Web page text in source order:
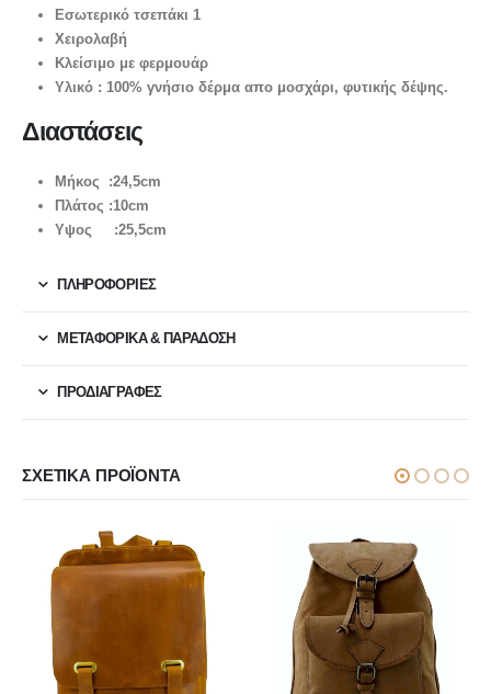
Εσωτερικό τσεπάκι 1
Χειρολαβή
Κλείσιμο με φερμουάρ
Υλικό : 100% γνήσιο δέρμα απο μοσχάρι, φυτικής δέψης.
Διαστάσεις
Μήκος :24,5cm
Πλάτος :10cm
Υψος :25,5cm
ΠΛΗΡΟΦΟΡΙΕΣ
ΜΕΤΑΦΟΡΙΚΆ & ΠΑΡΆΔΟΣΗ
ΠΡΟΔΙΑΓΡΑΦΕΣ
ΣΧΕΤΙΚΆ ΠΡΟΪΌΝΤΑ